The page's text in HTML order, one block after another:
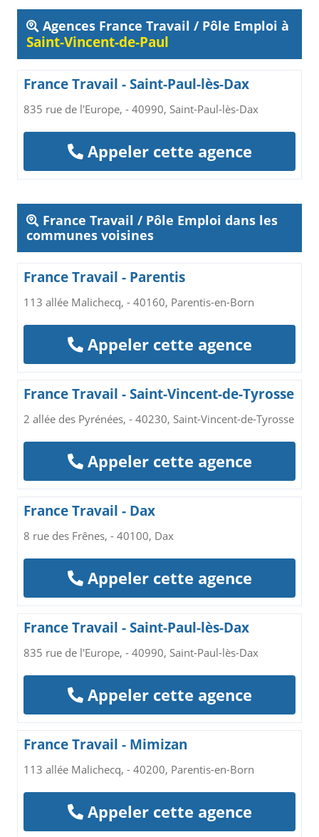
Agences France Travail / Pôle Emploi à
Saint-Vincent-de-Paul
France Travail - Saint-Paul-lès-Dax
835 rue de l'Europe, - 40990, Saint-Paul-lès-Dax
Appeler cette agence
France Travail / Pôle Emploi dans les
communes voisines
France Travail - Parentis
113 allée Malichecq, - 40160, Parentis-en-Born
Appeler cette agence
France Travail - Saint-Vincent-de-Tyrosse
2 allée des Pyrénées, - 40230, Saint-Vincent-de-Tyrosse
Appeler cette agence
France Travail - Dax
8 rue des Frênes, - 40100, Dax
Appeler cette agence
France Travail - Saint-Paul-lès-Dax
835 rue de l'Europe, - 40990, Saint-Paul-lès-Dax
Appeler cette agence
France Travail - Mimizan
113 allée Malichecq, - 40200, Parentis-en-Born
Appeler cette agence